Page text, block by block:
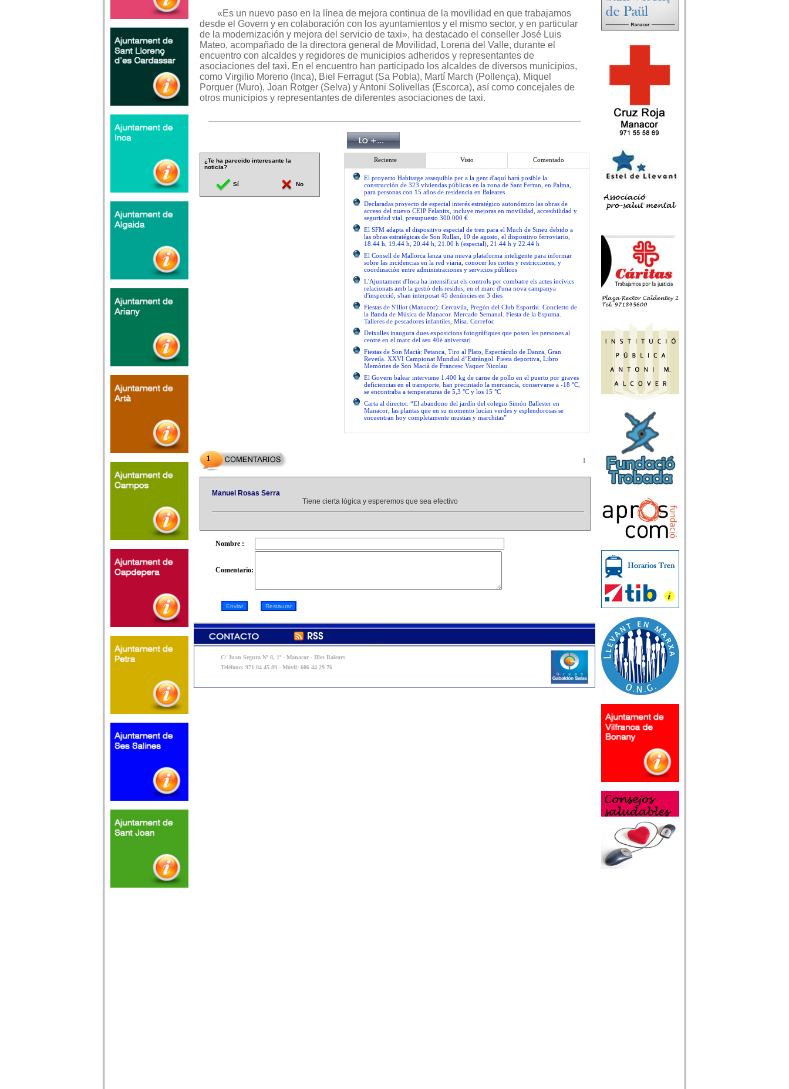
«Es un nuevo paso en la línea de mejora continua de la movilidad en que trabajamos
desde el Govern y en colaboración con los ayuntamientos y el mismo sector, y en particular
de la modernización y mejora del servicio de taxi», ha destacado el conseller José Luis
Mateo, acompañado de la directora general de Movilidad, Lorena del Valle, durante el
encuentro con alcaldes y regidores de municipios adheridos y representantes de
asociaciones del taxi. En el encuentro han participado los alcaldes de diversos municipios,
como Virgilio Moreno (Inca), Biel Ferragut (Sa Pobla), Martí March (Pollença), Miquel
Porquer (Muro), Joan Rotger (Selva) y Antoni Solivellas (Escorca), así como concejales de
otros municipios y representantes de diferentes asociaciones de taxi.
¿Te ha parecido interesante la
noticia?
Sí No
Reciente Visto Comentado
El proyecto Habitatge assequible per a la gent d'aquí hará posible la
construcción de 323 viviendas públicas en la zona de Sant Ferran, en Palma,
para personas con 15 años de residencia en Baleares
Declaradas proyecto de especial interés estratégico autonómico las obras de
acceso del nuevo CEIP Felanitx, incluye mejoras en movilidad, accesibilidad y
seguridad vial, presupuesto 300.000 €
El SFM adapta el dispositivo especial de tren para el Much de Sineu debido a
las obras estratégicas de Son Rullan, 10 de agosto, el dispositivo ferroviario,
18.44 h, 19.44 h, 20.44 h, 21.00 h (especial), 21.44 h y 22.44 h
El Consell de Mallorca lanza una nueva plataforma inteligente para informar
sobre las incidencias en la red viaria, conocer los cortes y restricciones, y
coordinación entre administraciones y servicios públicos
L'Ajuntament d'Inca ha intensificat els controls per combatre els actes incívics
relacionats amb la gestió dels residus, en el marc d'una nova campanya
d'inspecció, s'han interposat 45 denúncies en 3 dies
Fiestas de S'Illot (Manacor): Cercavila, Pregón del Club Esportiu. Concierto de
la Banda de Música de Manacor. Mercado Semanal. Fiesta de la Espuma.
Talleres de pescadores infantiles, Misa. Correfoc
Deixalles inaugura dues exposicions fotogràfiques que posen les persones al
centre en el marc del seu 40è aniversari
Fiestas de Son Macià: Petanca, Tiro al Plato, Espectáculo de Danza, Gran
Revetla. XXVI Campionat Mundial d’Estràngol. Fiesta deportiva, Libro
Memòries de Son Macià de Francesc Vaquer Nicolau
El Govern balear interviene 1.400 kg de carne de pollo en el puerto por graves
deficiencias en el transporte, han precintado la mercancía, conservarse a -18 °C,
se encontraba a temperaturas de 5,3 °C y los 15 °C
Carta al director. “El abandono del jardín del colegio Simón Ballester en
Manacor, las plantas que en su momento lucían verdes y esplendorosas se
encuentran hoy completamente mustias y marchitas”
1 1
Manuel Rosas Serra
Tiene cierta lógica y esperemos que sea efectivo
Nombre :
Comentario:
C/ Juan Segura Nº 8, 1º - Manacor - Illes Balears
Teléfono: 971 84 45 89 - Móvil: 606 44 29 76